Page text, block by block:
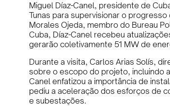
Miguel Díaz-Canel, presidente de
Tunas para supervisionar o
Morales Ojeda, membro do Bureau
Cuba, Díaz-Canel recebeu
gerarão coletivamente 51 MW de
Durante a visita, Carlos Arias Solís,
sobre o escopo do projeto, incluindo
Canel enfatizou a importância de
pediu a aceleração dos esforços de
e subestações.